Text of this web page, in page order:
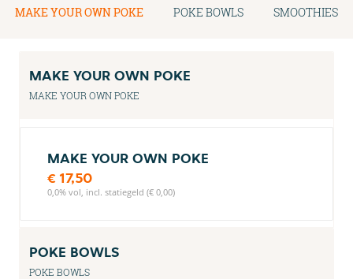
MAKE YOUR OWN POKE POKE BOWLS SMOOTHIES
MAKE YOUR OWN POKE
MAKE YOUR OWN POKE
MAKE YOUR OWN POKE
€ 17,50
0,0% vol, incl. statiegeld (€ 0,00)
POKE BOWLS
POKE BOWLS